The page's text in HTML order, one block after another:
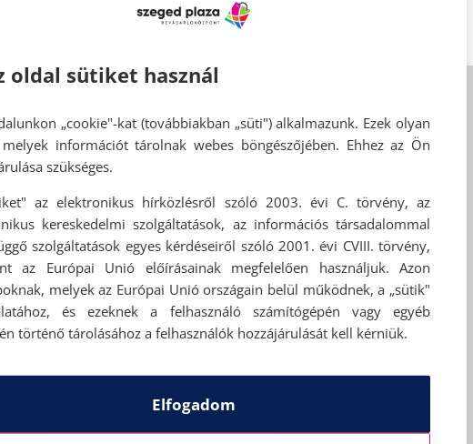
oldal sütiket használ
„cookie"-kat (továbbiakban „süti") alkalmazunk. Ezek olyan
információt tárolnak webes böngészőjében. Ehhez az Ön
szükséges.
az elektronikus hírközlésről szóló 2003. évi C. törvény, az
kereskedelmi szolgáltatások, az információs társadalommal
szolgáltatások egyes kérdéseiről szóló 2001. évi CVIII. törvény,
az Európai Unió előírásainak megfelelően használjuk. Azon
melyek az Európai Unió országain belül működnek, a „sütik"
és ezeknek a felhasználó számítógépén vagy egyéb
történő tárolásához a felhasználók hozzájárulását kell kérniük.
Elfogadom